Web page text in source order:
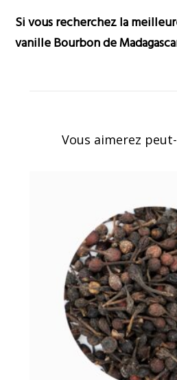
Si vous recherchez la
vanille Bourbon de
Vous aimerez